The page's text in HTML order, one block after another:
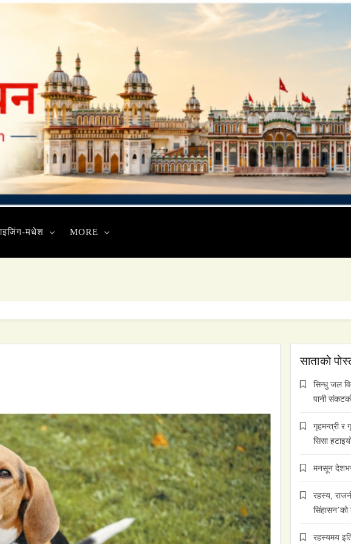
मधेश MORE
साताकाे
सिन्धु जल
पानी
गृहमन्त्री र
सिसा
मनसून
रहस्य,
रहस्यमय